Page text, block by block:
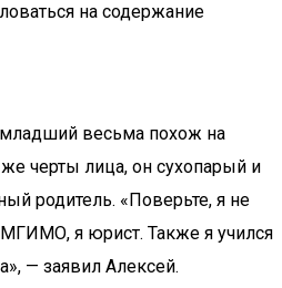
на содержание
весьма похож на
черты лица, он сухопарый и
родитель. «Поверьте, я не
я юрист. Также я учился
— заявил Алексей.